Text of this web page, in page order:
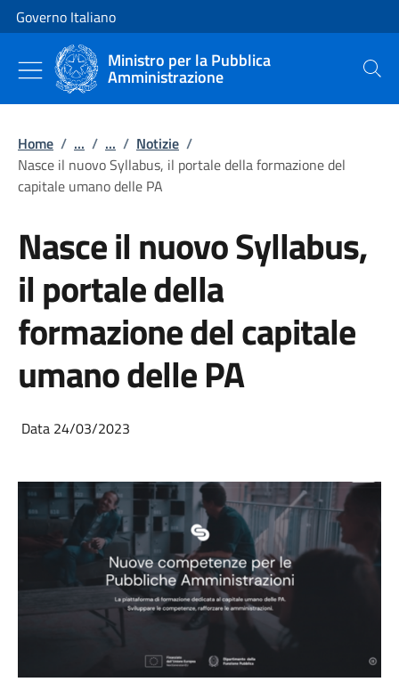
Vai al contenuto
Vai alla navigazione del sito
Governo Italiano
Ministro per la Pubblica
Amministrazione Cerca
Home / ... / ... / Notizie /
Nasce il nuovo Syllabus, il portale della formazione del
capitale umano delle PA
Nasce il nuovo Syllabus,
il portale della
formazione del capitale
umano delle PA
Data 24/03/2023